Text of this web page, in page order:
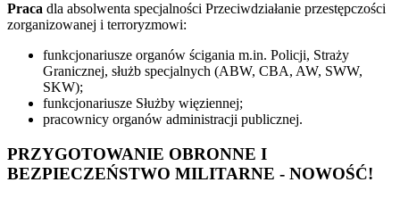
Praca dla absolwenta specjalności Przeciwdziałanie przestępczości
zorganizowanej i terroryzmowi:
funkcjonariusze organów ścigania m.in. Policji, Straży
Granicznej, służb specjalnych (ABW, CBA, AW, SWW,
SKW);
funkcjonariusze Służby więziennej;
pracownicy organów administracji publicznej.
PRZYGOTOWANIE OBRONNE I
BEZPIECZEŃSTWO MILITARNE - NOWOŚĆ!